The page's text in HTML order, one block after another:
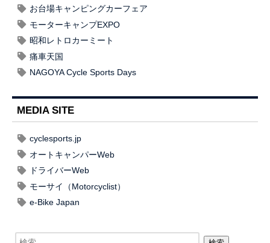
お台場キャンピングカーフェア
モーターキャンプEXPO
昭和レトロカーミート
痛車天国
NAGOYA Cycle Sports Days
MEDIA SITE
cyclesports.jp
オートキャンパーWeb
ドライバーWeb
モーサイ（Motorcyclist）
e-Bike Japan